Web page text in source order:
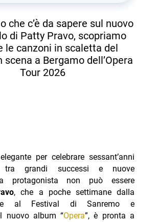
che c’è da sapere sul nuovo
di Patty Pravo, scopriamo
le canzoni in scaletta del
scena a Bergamo dell’Opera
Tour 2026
per celebrare sessant’anni
tra grandi successi e nuove
protagonista non può essere
, che a poche settimane dalla
al Festival di Sanremo e
nuovo album “Opera”, è pronta a